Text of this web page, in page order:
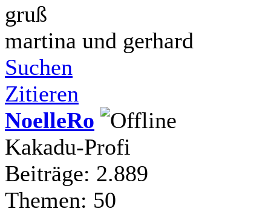
gruß
martina und gerhard
Suchen
Zitieren
NoelleRo
Kakadu-Profi
Beiträge: 2.889
Themen: 50